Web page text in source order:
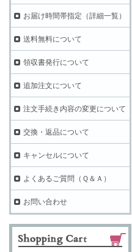
お届け時間帯指定（詳細一覧）
送料無料について
領収書発行について
追加注文について
注文手続き内容の変更について
交換・返品について
キャンセルについて
よくあるご質問（Ｑ＆Ａ）
お問い合わせ